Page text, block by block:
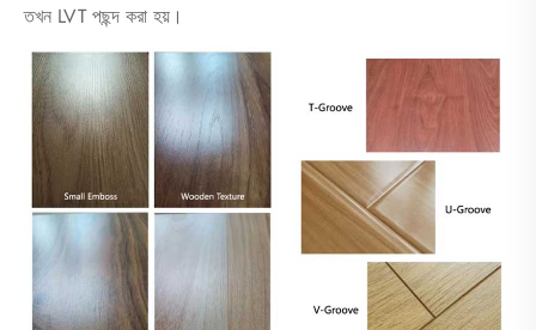
তখন LVT পছন্দ করা হয়।